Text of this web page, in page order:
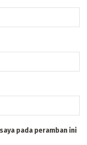
pada peramban ini